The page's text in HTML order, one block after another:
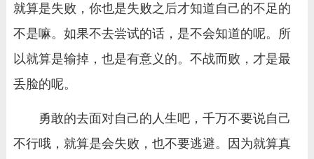
就算是失败，你也是失败之后才知道自己的不足的
不是嘛。如果不去尝试的话，是不会知道的呢。所
以就算是输掉，也是有意义的。不战而败，才是最
丢脸的呢。
勇敢的去面对自己的人生吧，千万不要说自己
不行哦，就算是会失败，也不要逃避。因为就算真